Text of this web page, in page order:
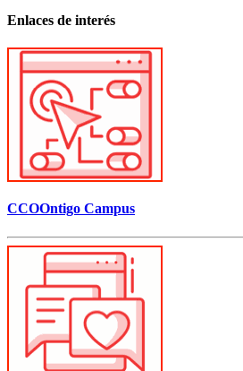
Enlaces de interés
CCOOntigo Campus